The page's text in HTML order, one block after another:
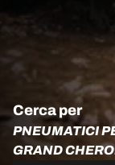
Cerca per
PNEUMATICI
GRAND